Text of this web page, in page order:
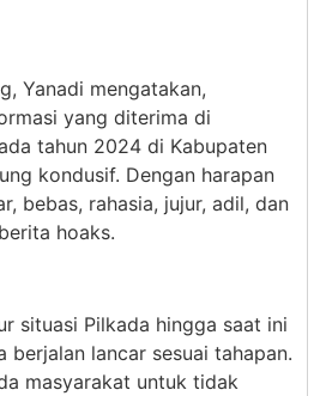
Yanadi mengatakan,
yang diterima di
tahun 2024 di Kabupaten
kondusif. Dengan harapan
bebas, rahasia, jujur, adil, dan
hoaks.
situasi Pilkada hingga saat ini
berjalan lancar sesuai tahapan.
masyarakat untuk tidak